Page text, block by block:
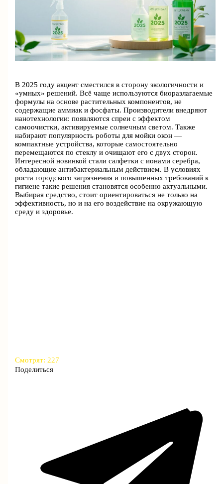
В 2025 году акцент сместился в сторону экологичности и
«умных» решений. Всё чаще используются биоразлагаемые
формулы на основе растительных компонентов, не
содержащие аммиак и фосфаты. Производители внедряют
нанотехнологии: появляются спреи с эффектом
самоочистки, активируемые солнечным светом. Также
набирают популярность роботы для мойки окон —
компактные устройства, которые самостоятельно
перемещаются по стеклу и очищают его с двух сторон.
Интересной новинкой стали салфетки с ионами серебра,
обладающие антибактериальным действием. В условиях
роста городского загрязнения и повышенных требований к
гигиене такие решения становятся особенно актуальными.
Выбирая средство, стоит ориентироваться не только на
эффективность, но и на его воздействие на окружающую
среду и здоровье.
Смотрят: 227
Поделиться